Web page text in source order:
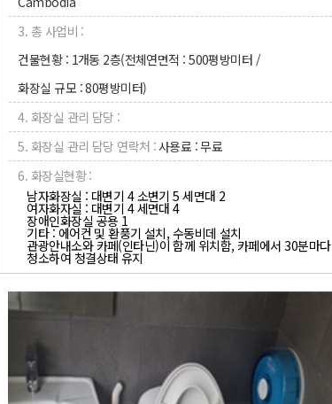
3. 총 사업비 :
건물현황 : 1개동 2층(전체연면적 : 500평방미터 /
화장실 규모 : 80평방미터)
4. 화장실 관리 담당 :
5. 화장실 관리 담당 연락처 :사용료 : 무료
6. 화장실현황 :
남자화장실 : 대변기 4 소변기 5 세면대 2
여자화자실 : 대변기 4 세면대 4
장애인화장실 공용 1
기타 : 에어컨 및 환풍기 설치, 수동비데 설치
관광안내소와 카페(인타닌)이 함께 위치함, 카페에서 30분마다
청소하여 청결상태 유지